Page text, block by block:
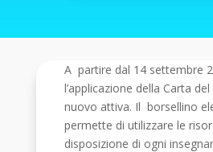
A partire dal 14 settembre
l’applicazione della Carta
nuovo attiva. Il borsellino
permette di utilizzare le
disposizione di ogni